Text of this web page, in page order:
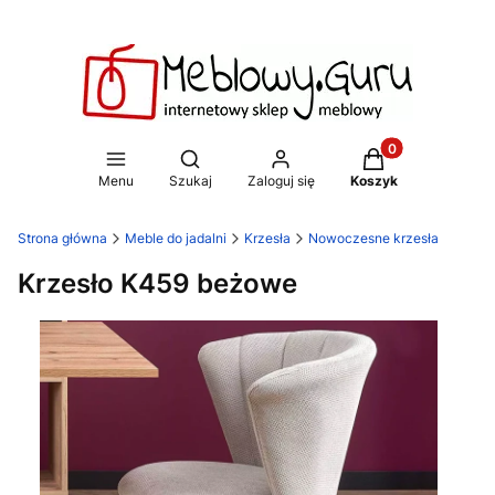
Menu
Otwórz wyszukiwarkę
Szukaj Zaloguj się
Produkty w
Koszyk
Strona główna Meble do jadalni Krzesła Nowoczesne krzesła
Krzesło K459 beżowe